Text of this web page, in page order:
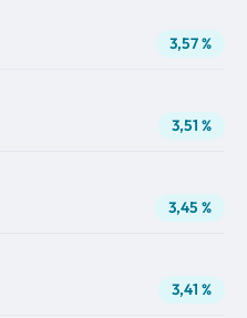
3,57 %
3,51 %
3,45 %
3,41 %